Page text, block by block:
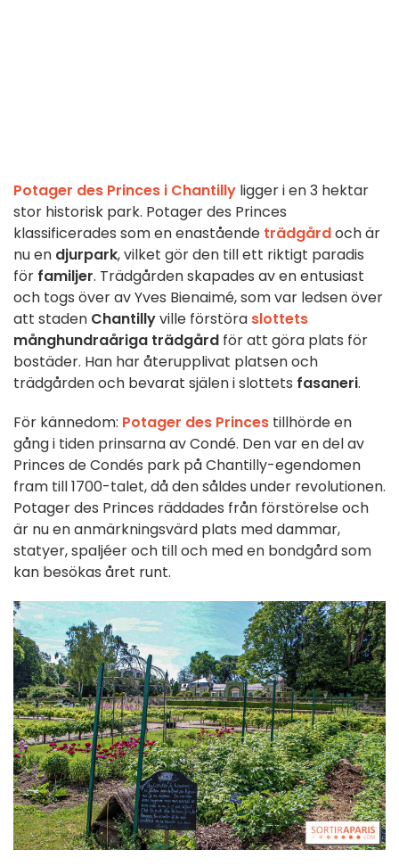
Potager des Princes i Chantilly ligger i en 3 hektar
stor historisk park. Potager des Princes
klassificerades som en enastående trädgårdoch är
nu en djurpark, vilket gör den till ett riktigt paradis
för familjer. Trädgården skapades av en entusiast
och togs över av Yves Bienaimé, som var ledsen över
att staden Chantillyville förstöra slottets
månghundraåriga trädgård för att göra plats för
bostäder. Han har återupplivat platsen och
trädgården och bevarat själen i slottets fasaneri.
För kännedom: Potager des Princes tillhörde en
gång i tiden prinsarna av Condé. Den var en del av
Princes de Condés park på Chantilly-egendomen
fram till 1700-talet, då den såldes under revolutionen.
Potager des Princes räddades från förstörelse och
är nu en anmärkningsvärd plats med dammar,
statyer, spaljéer och till och med en bondgård som
kan besökas året runt.